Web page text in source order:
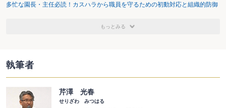
多忙な園長・主任必読！カスハラから職員を守るための初動対応と組織的防御
もっとみる
執筆者
芹澤 光春
せりざわ みつはる